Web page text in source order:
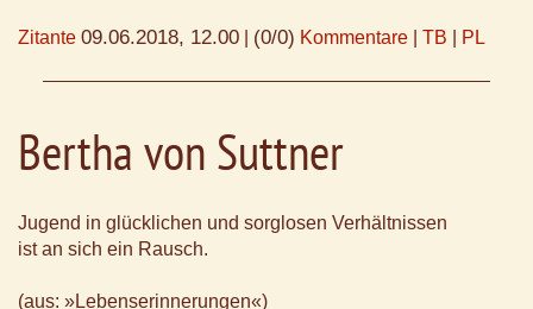
Zitante 09.06.2018, 12.00 (0/0) Kommentare TB PL
Bertha von Suttner
Jugend in glücklichen und sorglosen Verhältnissen
ist an sich ein Rausch.
(aus: »Lebenserinnerungen«)